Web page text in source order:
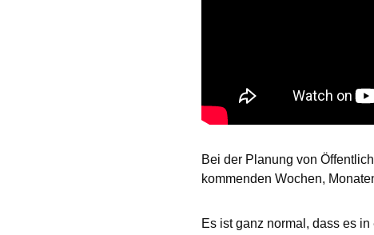
Bei der Planung von
kommenden Wochen,
Es ist ganz normal, dass es